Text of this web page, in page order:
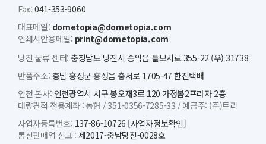
Fax: 041-353-9060
대표메일: dometopia@dometopia.com
인쇄시안용메일: print@dometopia.com
당진 물류 센터: 충청남도 당진시 송악읍 틀모시로 355-22 (우) 31738
반품주소: 충남 홍성군 홍성읍 충서로 1705-47 한진택배
인천 본사: 인천광역시 서구 봉오재3로 120 가정봄2프라자 2층
대량견적 전용계좌 :농협 / 351-0356-7285-33 / 예금주: (주)트리
사업자등록번호: 137-86-10726 [사업자정보확인]
통신판매업 신고 : 제2017-충남당진-0028호